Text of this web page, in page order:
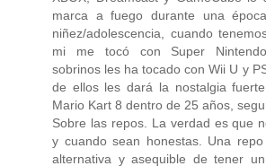
marca a fuego durante una
niñez/adolescencia, cuando
mi me tocó con Super
sobrinos les ha tocado con Wii U y
de ellos les dará la nostalgia
Mario Kart 8 dentro de 25 años,
Sobre las repos. La verdad es que
y cuando sean honestas. Una
alternativa y asequible de tener